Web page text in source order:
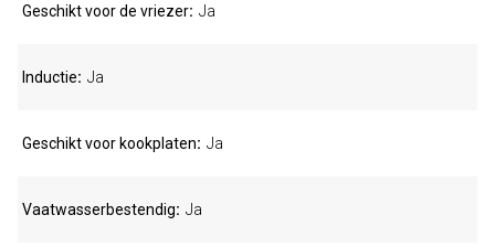
Geschikt voor de vriezer Ja
Inductie Ja
Geschikt voor kookplaten Ja
Vaatwasserbestendig Ja